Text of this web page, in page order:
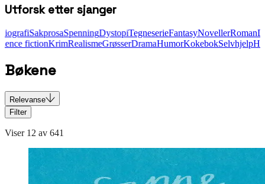
Utforsk etter sjanger
DystopiTegneserieFantasyNovellerRomanDiktBiografi
HistoriskScience fictionKrimRealismeGrøsserDramaHumor
Bøkene
Relevanse
Filter
Viser 12 av 641